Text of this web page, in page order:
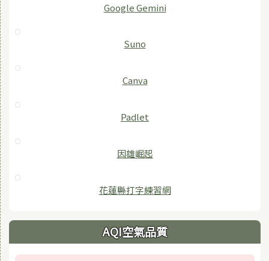
‎Google Gemini
Suno
Canva
Padlet
因雄崛起
花蓮縣打字練習網
AQI空氣品質